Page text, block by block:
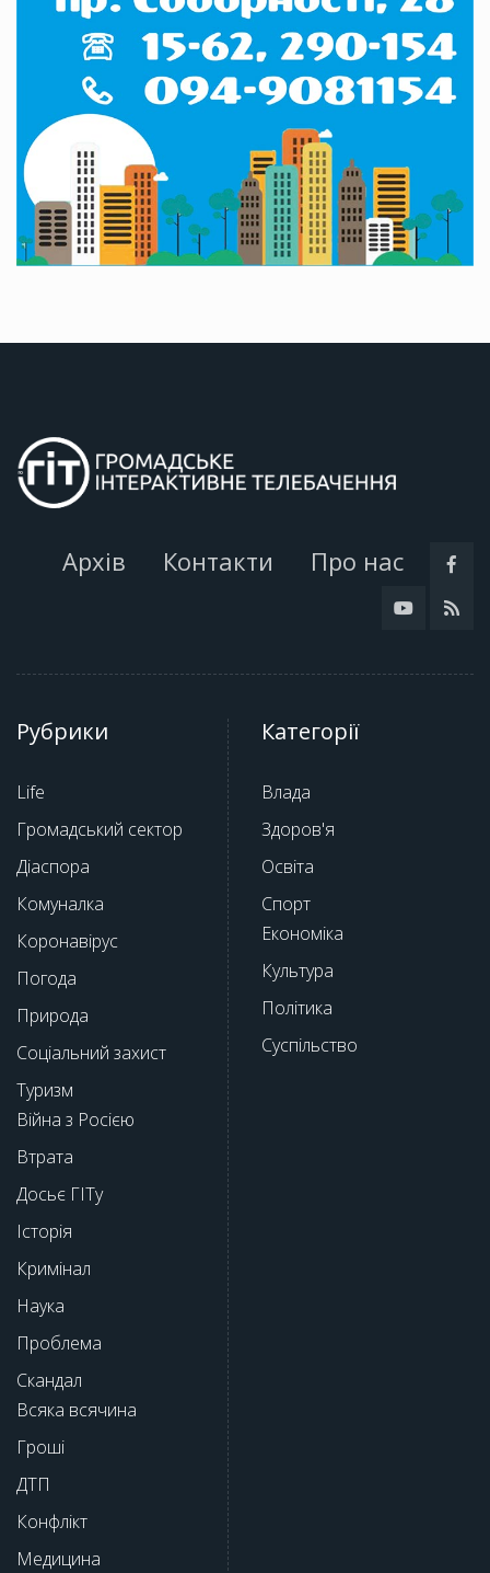
Архів Контакти Про нас
Рубрики
Life
Громадський сектор
Діаспора
Комуналка
Коронавірус
Погода
Природа
Соціальний захист
Туризм
Війна з Росією
Втрата
Досьє ГІТу
Історія
Кримінал
Наука
Проблема
Скандал
Всяка всячина
Гроші
ДТП
Конфлікт
Медицина
Категорії
Влада
Здоров'я
Освіта
Спорт
Економіка
Культура
Політика
Суспільство